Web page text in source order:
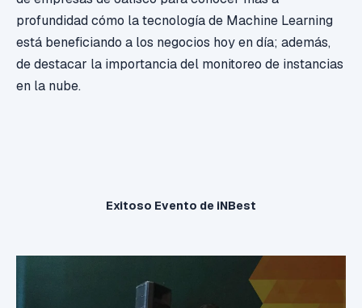
profundidad cómo la tecnología de Machine Learning
está beneficiando a los negocios hoy en día; además,
de destacar la importancia del monitoreo de instancias
en la nube.
Exitoso Evento de iNBest